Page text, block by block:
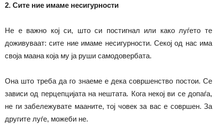
2. Сите ние имаме несигурности
Не е важно кој си, што си постигнал или како луѓето те
доживуваат: сите ние имаме несигурности. Секој од нас има
своја маана која му ја руши самодовербата.
Она што треба да го знаеме е дека совршенство постои. Се
зависи од перцепцијата на нештата. Кога некој ви се допаѓа,
не ги забележувате мааните, тој човек за вас е совршен. За
другите луѓе, можеби не.